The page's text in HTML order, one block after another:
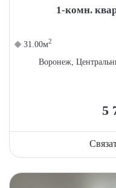
1-комн.
31.00м2
Воронеж,
5